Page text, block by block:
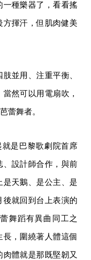
一種樂器了，看看搖
揮汗，但肌肉健美
並用、注重平衡、
然可以用電扇吹，
蕾舞者。
就是巴黎歌劇院首席
、設計師合作，與前
天鵝、是公主、是
就回到台上表演的
舞蹈有異曲同工之
，圍繞著人體這個
體就是那既堅韌又